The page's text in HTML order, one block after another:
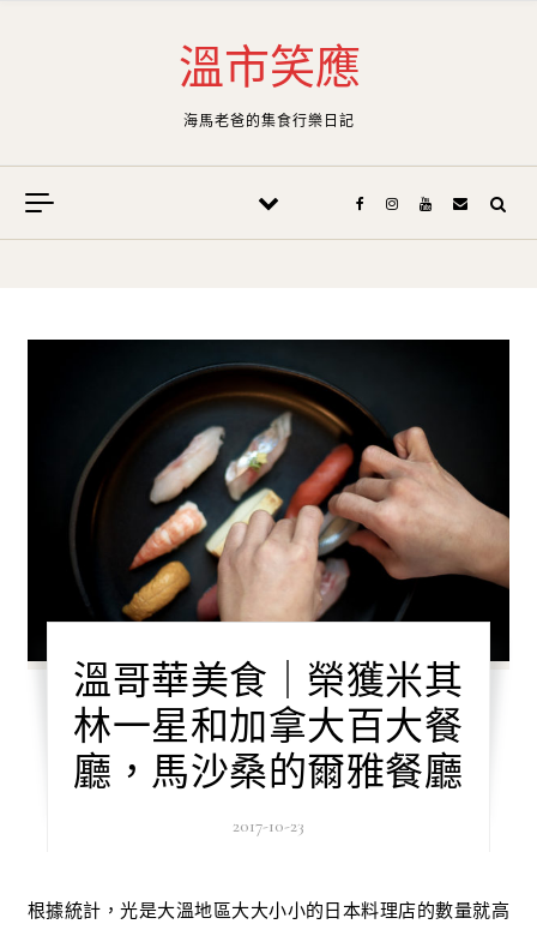
溫市笑應
海馬老爸的集食行樂日記
溫哥華美食｜榮獲米其
林一星和加拿大百大餐
廳，馬沙桑的爾雅餐廳
2017-10-23
根據統計，光是大溫地區大大小小的日本料理店的數量就高